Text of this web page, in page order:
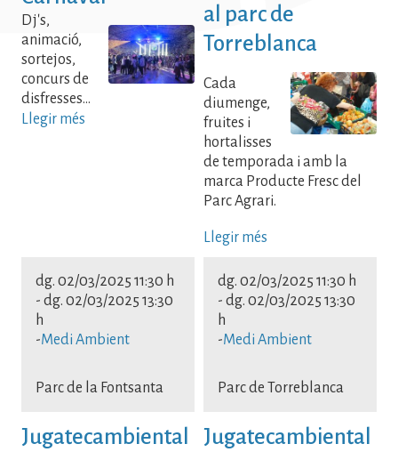
Dj's,
animació,
sortejos,
concurs de
disfresses...
Llegir més
al parc de
Torreblanca
Cada
diumenge,
fruites i
hortalisses
de temporada i amb la
marca Producte Fresc del
Parc Agrari.
Llegir més
dg. 02/03/2025 11:30 h
- dg. 02/03/2025 13:30
h
-Medi Ambient
Parc de la Fontsanta
Jugatecambiental
dg. 02/03/2025 11:30 h
- dg. 02/03/2025 13:30
h
-Medi Ambient
Parc de Torreblanca
Jugatecambiental